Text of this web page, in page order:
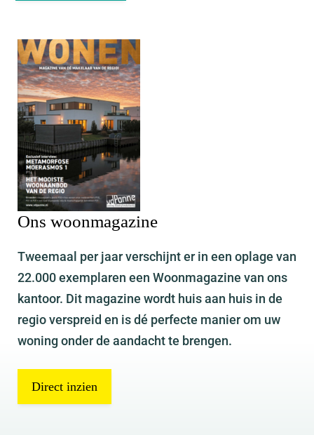
Ons woonmagazine
Tweemaal per jaar verschijnt er in een oplage van
22.000 exemplaren een Woonmagazine van ons
kantoor. Dit magazine wordt huis aan huis in de
regio verspreid en is dé perfecte manier om uw
woning onder de aandacht te brengen.
Direct inzien